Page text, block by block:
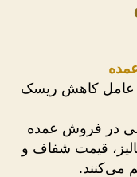
عامل کاهش ریسک
در فروش عمده
قیمت شفاف و
می‌کنند.